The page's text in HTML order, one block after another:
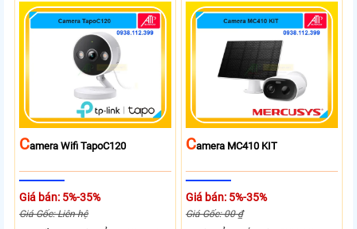
CAmera Wifi TapoC120
Giá bán: 5%-35%
Giá Gốc: Liên hệ
CAmera MC410 KIT
Giá bán: 5%-35%
Giá Gốc: 00 ₫